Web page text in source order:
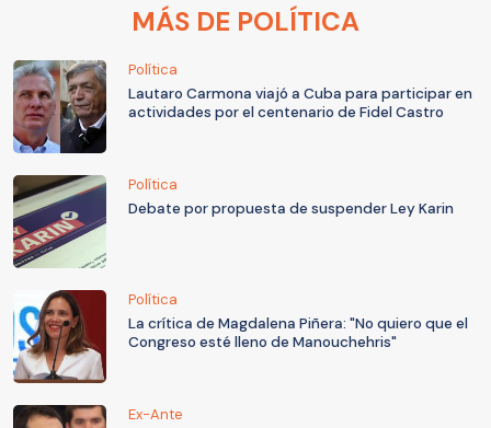
MÁS DE POLÍTICA
Política
Lautaro Carmona viajó a Cuba para participar en
actividades por el centenario de Fidel Castro
Política
Debate por propuesta de suspender Ley Karin
Política
La crítica de Magdalena Piñera: "No quiero que el
Congreso esté lleno de Manouchehris"
Ex-Ante